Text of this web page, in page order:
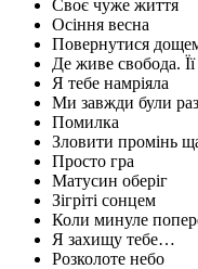
Своє чуже життя
Осіння весна
Повернутися
Де живе свобода.
Я тебе намріяла
Ми завжди були
Помилка
Зловити промінь
Просто гра
Матусин оберіг
Зігріті сонцем
Коли минуле
Я захищу тебе…
Розколоте небо